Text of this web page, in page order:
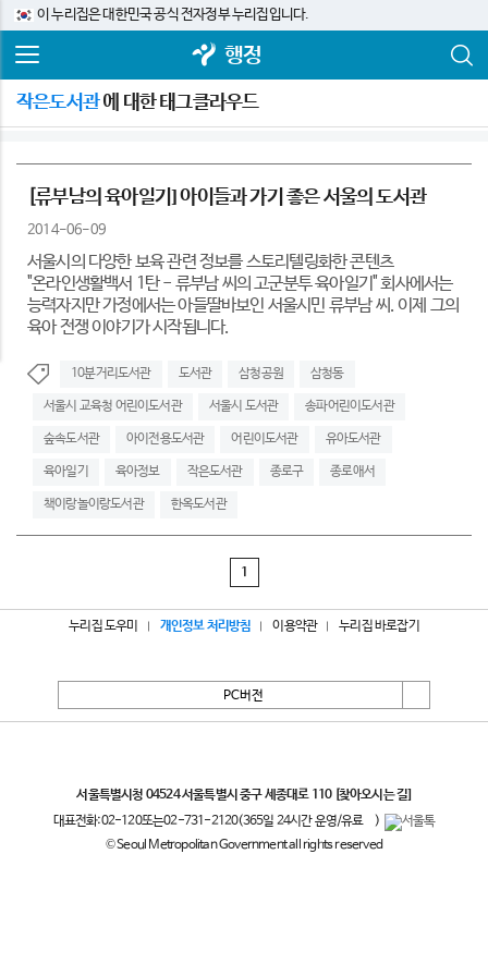
이 누리집은 대한민국 공식 전자정부 누리집입니다.
행정
작은도서관에 대한 태그클라우드
[류부남의 육아일기] 아이들과 가기 좋은 서울의 도서관
2014-06-09
서울시의 다양한 보육 관련 정보를 스토리텔링화한 콘텐츠
"온라인생활백서 1탄 - 류부남 씨의 고군분투 육아일기" 회사에서는
능력자지만 가정에서는 아들딸바보인 서울시민 류부남 씨. 이제 그의
육아 전쟁 이야기가 시작됩니다.
10분거리도서관 도서관 삼청공원 삼청동
서울시 교육청 어린이도서관 서울시 도서관 송파어린이도서관
숲속도서관 아이전용도서관 어린이도서관 유아도서관
육아일기 육아정보 작은도서관 종로구 종로애서
책이랑놀이랑도서관 한옥도서관
1
누리집 도우미 개인정보 처리방침 이용약관 누리집 바로잡기
PC버전
서울특별시청 04524 서울특별시 중구 세종대로 110 [찾아오시는 길]
대표전화:02-120또는02-731-2120(365일 24시간 운영/유료
)
© Seoul Metropolitan Government all rights reserved